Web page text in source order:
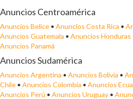
Anuncios Centroamérica
Anuncios Belice • Anuncios Costa Rica •
Anuncios Guatemala • Anuncios Honduras
Anuncios Panamá
Anuncios Sudamérica
Anuncios Argentina • Anuncios Bolivia •
Chile • Anuncios Colombia • Anuncios
Anuncios Perú • Anuncios Uruguay •